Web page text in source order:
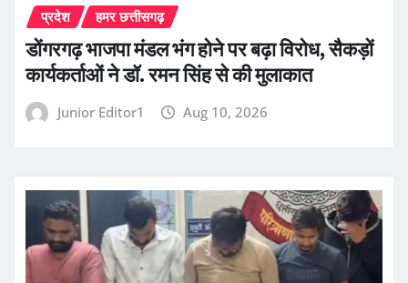
प्रदेश हमर छत्तीसगढ़
डोंगरगढ़ भाजपा मंडल भंग होने पर बढ़ा विरोध, सैकड़ों
कार्यकर्ताओं ने डॉ. रमन सिंह से की मुलाकात
Junior Editor1 Aug 10, 2026